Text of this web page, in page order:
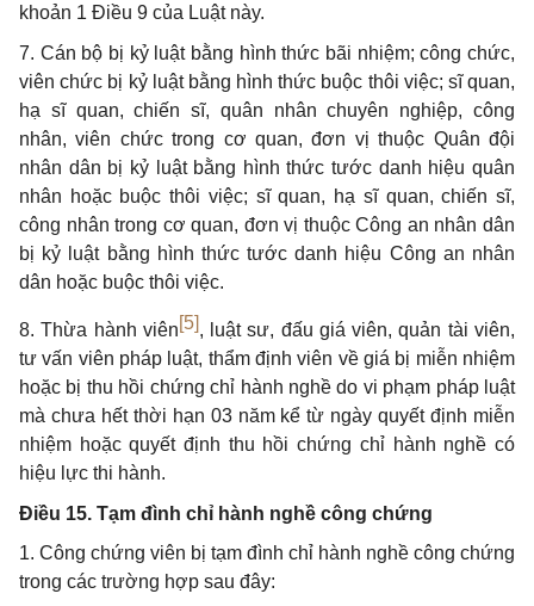
khoản 1 Điều 9 của Luật này.
7. Cán bộ bị kỷ luật bằng hình thức bãi nhiệm; công chức,
viên chức bị kỷ luật bằng hình thức buộc thôi việc; sĩ quan,
hạ sĩ quan, chiến sĩ, quân nhân chuyên nghiệp, công
nhân, viên chức trong cơ quan, đơn vị thuộc Quân đội
nhân dân bị kỷ luật bằng hình thức tước danh hiệu quân
nhân hoặc buộc thôi việc; sĩ quan, hạ sĩ quan, chiến sĩ,
công nhân trong cơ quan, đơn vị thuộc Công an nhân dân
bị kỷ luật bằng hình thức tước danh hiệu Công an nhân
dân hoặc buộc thôi việc.
8. Thừa hành viên[5], luật sư, đấu giá viên, quản tài viên,
tư vấn viên pháp luật, thẩm định viên về giá bị miễn nhiệm
hoặc bị thu hồi chứng chỉ hành nghề do vi phạm pháp luật
mà chưa hết thời hạn 03 năm kể từ ngày quyết định miễn
nhiệm hoặc quyết định thu hồi chứng chỉ hành nghề có
hiệu lực thi hành.
Điều 15. Tạm đình chỉ hành nghề công chứng
1. Công chứng viên bị tạm đình chỉ hành nghề công chứng
trong các trường hợp sau đây: